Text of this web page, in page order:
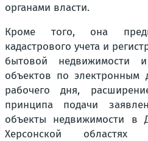
органами власти.
Кроме того, она
кадастрового учета и
бытовой недвижимости
объектов по электронным
рабочего дня,
принципа подачи
объекты недвижимости в
Херсонской областях